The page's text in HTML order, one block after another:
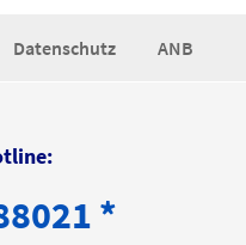
Datenschutz ANB
*